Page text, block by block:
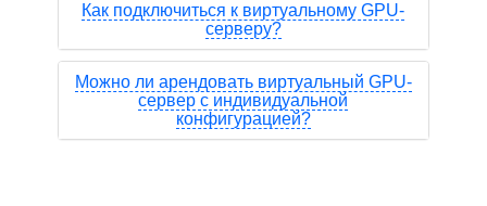
Как подключиться к виртуальному GPU-
серверу?
Можно ли арендовать виртуальный GPU-
сервер с индивидуальной
конфигурацией?